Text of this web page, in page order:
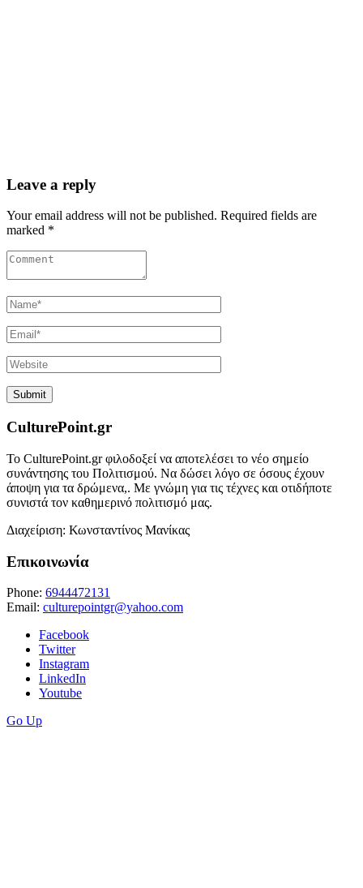
Leave a reply
Your email address will not be published. Required fields are
marked *
CulturePoint.gr
Το CulturePoint.gr φιλοδοξεί να αποτελέσει το νέο σημείο
συνάντησης του Πολιτισμού. Να δώσει λόγο σε όσους έχουν
άποψη για τα δρώμενα,. Με γνώμη για τις τέχνες και οτιδήποτε
συνιστά τον καθημερινό πολιτισμό μας.
Διαχείριση: Κωνσταντίνος Μανίκας
Επικοινωνία
Phone: 6944472131
Email: culturepointgr@yahoo.com
Facebook
Twitter
Instagram
LinkedIn
Youtube
Go Up